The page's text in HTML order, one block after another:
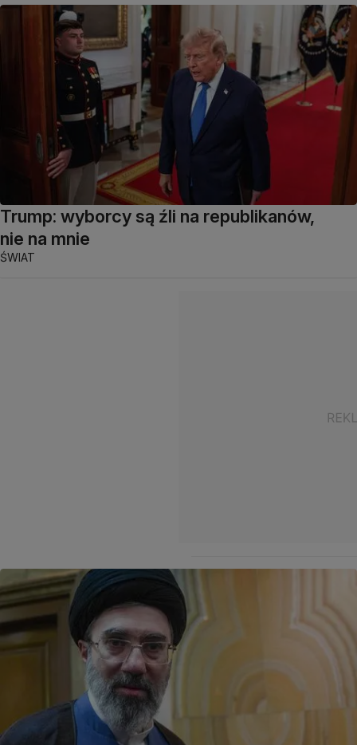
Trump: wyborcy są źli na republikanów,
nie na mnie
ŚWIAT